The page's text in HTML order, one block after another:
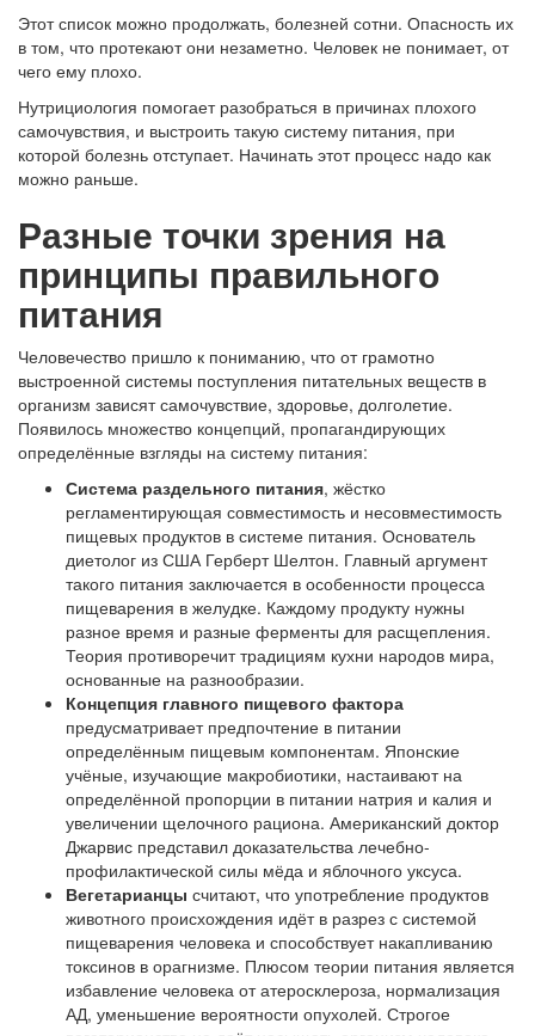
Этот список можно продолжать, болезней сотни. Опасность их
в том, что протекают они незаметно. Человек не понимает, от
чего ему плохо.
Нутрициология помогает разобраться в причинах плохого
самочувствия, и выстроить такую систему питания, при
которой болезнь отступает. Начинать этот процесс надо как
можно раньше.
Разные точки зрения на
принципы правильного
питания
Человечество пришло к пониманию, что от грамотно
выстроенной системы поступления питательных веществ в
организм зависят самочувствие, здоровье, долголетие.
Появилось множество концепций, пропагандирующих
определённые взгляды на систему питания:
Система раздельного питания, жёстко
регламентирующая совместимость и несовместимость
пищевых продуктов в системе питания. Основатель
диетолог из США Герберт Шелтон. Главный аргумент
такого питания заключается в особенности процесса
пищеварения в желудке. Каждому продукту нужны
разное время и разные ферменты для расщепления.
Теория противоречит традициям кухни народов мира,
основанные на разнообразии.
Концепция главного пищевого фактора
предусматривает предпочтение в питании
определённым пищевым компонентам. Японские
учёные, изучающие макробиотики, настаивают на
определённой пропорции в питании натрия и калия и
увеличении щелочного рациона. Американский доктор
Джарвис представил доказательства лечебно-
профилактической силы мёда и яблочного уксуса.
Вегетарианцы считают, что употребление продуктов
животного происхождения идёт в разрез с системой
пищеварения человека и способствует накапливанию
токсинов в орагнизме. Плюсом теории питания является
избавление человека от атеросклероза, нормализация
АД, уменьшение вероятности опухолей. Строгое